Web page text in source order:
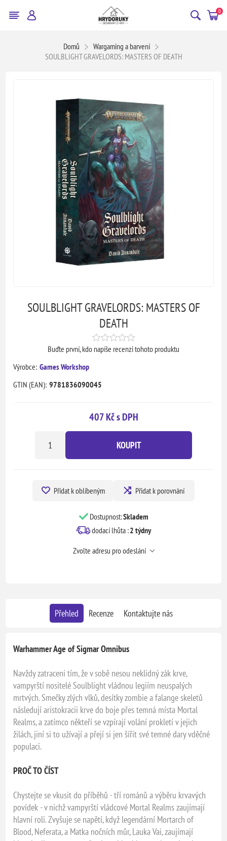
0
Domů
Wargaming a barvení
SOULBLIGHT GRAVELORDS: MASTERS OF DEATH
SOULBLIGHT GRAVELORDS: MASTERS OF
DEATH
Buďte první, kdo napíše recenzi tohoto produktu
Výrobce: Games Workshop
GTIN (EAN): 9781836090045
407 Kč s DPH
KOUPIT
Přidat k oblíbeným Přidat k porovnání
Dostupnost:Skladem
dodací lhůta :2 týdny
Zvolte adresu pro odeslání
Přehled Recenze Kontaktujte nás
Warhammer Age of Sigmar Omnibus
Navždy zatraceni tím, že v sobě nesou neklidný zák krve,
vampyrští nositelé Soulblight vládnou legiím neuspalých
mrtvých. Smečky zlých vlků, desítky zombie a falange skeletů
následují aristokracii krve do boje přes temná místa Mortal
Realms, a zatímco někteří se vzpírají volání prokletí v jejich
žilách, jiní si to užívají a přejí si jen šířit své temné dary vděčné
populaci.
PROČ TO ČÍST
Chystejte se vkusit do příběhů - tří románů a výběru krvavých
povídek - v nichž vampyrští vládcové Mortal Realms zaujímají
hlavní roli. Zvyšuje se napětí, když legendární Mortarch of
Blood, Neferata, a Matka nočních můr, Lauka Vai, zaujímají